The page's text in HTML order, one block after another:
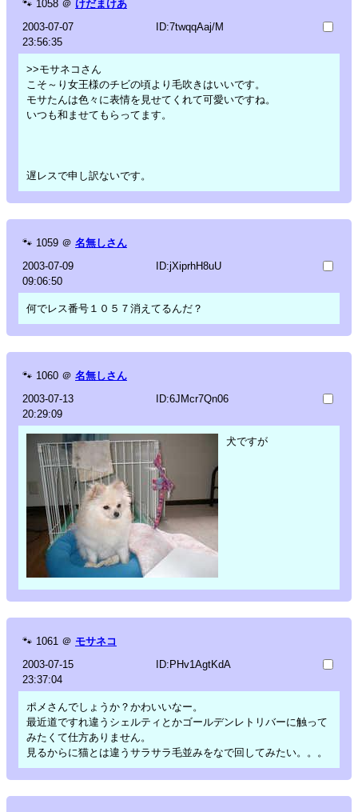
🐾 1058 ＠ けだまけあ
2003-07-07
23:56:35
ID:7twqqAaj/M
>>モサネコさん
こそ～り女王様のチビの頃より毛吹きはいいです。
モサたんは色々に表情を見せてくれて可愛いですね。
いつも和ませてもらってます。
遅レスで申し訳ないです。
🐾 1059 ＠ 名無しさん
2003-07-09
09:06:50
ID:jXiprhH8uU
何でレス番号１０５７消えてるんだ？
🐾 1060 ＠ 名無しさん
2003-07-13
20:29:09
ID:6JMcr7Qn06
犬ですが
🐾 1061 ＠ モサネコ
2003-07-15
23:37:04
ID:PHv1AgtKdA
ポメさんでしょうか？かわいいなー。
最近道ですれ違うシェルティとかゴールデンレトリバーに触って
みたくて仕方ありません。
見るからに猫とは違うサラサラ毛並みをなで回してみたい。。。